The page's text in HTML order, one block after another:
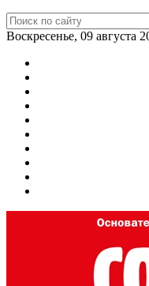
Воскресенье, 09 августа